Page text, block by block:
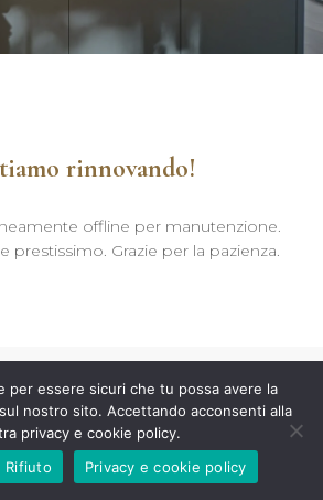
rinnovando!
offline per manutenzione.
prestissimo. Grazie per la pazienza.
per essere sicuri che tu possa avere la
nostro sito. Accettando acconsenti alla
privacy e cookie policy.
Rifiuto Privacy e cookie policy